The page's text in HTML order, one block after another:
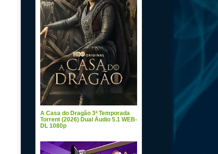
A Casa do Dragão 3ª Temporada
Torrent (2026) Dual Áudio 5.1 WEB-
DL 1080p